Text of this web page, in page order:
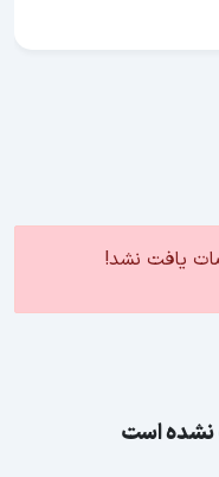
یافت نشد!
نشده است